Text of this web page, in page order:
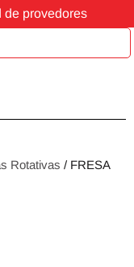
de provedores
Rotativas / FRESA